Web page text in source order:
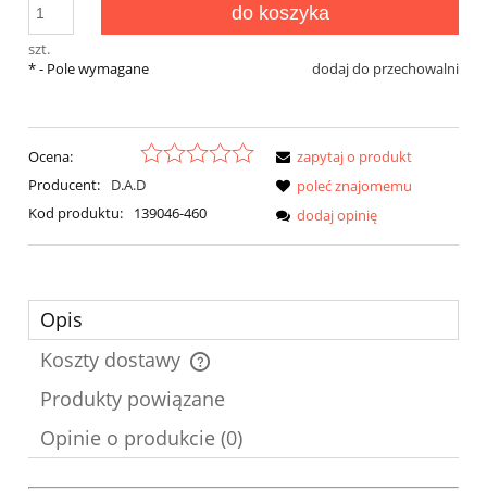
szt.
do koszyka
dodaj do przechowalni
*- Pole wymagane
Ocena:
Producent:
D.A.D
Kod produktu:
139046-460
zapytaj o produkt
poleć znajomemu
dodaj opinię
Opis
Koszty dostawy
Cena nie zawiera ewentualnych kosztów płatności
Produkty powiązane
Opinie o produkcie (0)